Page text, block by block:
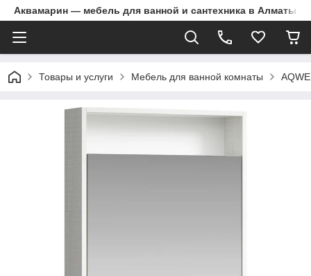
Аквамарин — мебель для ванной и сантехника в Алматы |
Товары и услуги Мебель для ванной комнаты